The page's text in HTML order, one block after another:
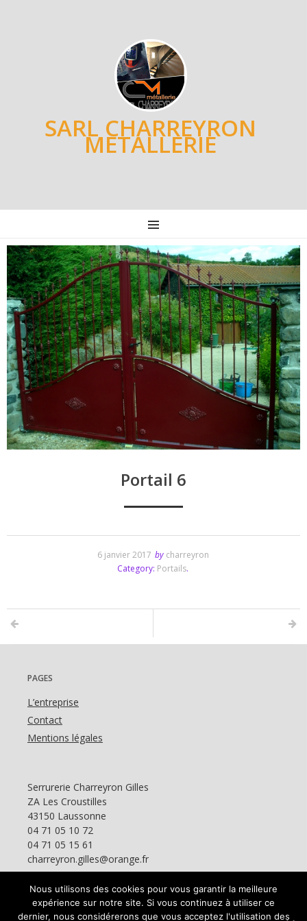
SARL CHARREYRON
METALLERIE
Portail 6
6 janvier 2017 by charreyron
Category: Portails.
Post
navigation
PAGES
L’entreprise
Contact
Mentions légales
Serrurerie Charreyron Gilles
ZA Les Croustilles
43150 Laussonne
04 71 05 10 72
04 71 05 15 61
charreyron.gilles@orange.fr
Nous utilisons des cookies pour vous garantir la meilleure
expérience sur notre site. Si vous continuez à utiliser ce
dernier, nous considérerons que vous acceptez l'utilisation des